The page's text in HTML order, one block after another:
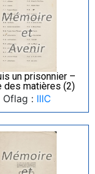
un prisonnier –
des matières (2)
Oflag : IIIC